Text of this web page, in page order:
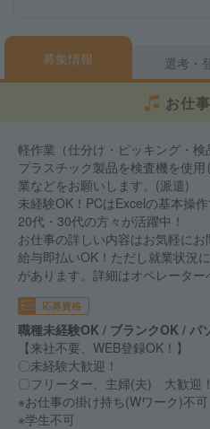
募集情報 選考・
お仕
軽作業（仕分け・ピッキング・検
プラスチック製品を検査機を使
業などをお願いします。(派遣)
未経験OK！PCはExcelの基本操
20代・30代の方々が活躍中！
お仕事の詳しい内容はお気軽にお
給与即払いOK！ただし就業状況
があります。詳細はオペレーター
応募資格
職種未経験OK / ブランクOK / パ
【来社不要、WEB登録OK！】
〇未経験大歓迎！
〇フリーター、主婦(夫) 大歓迎！
※お仕事の掛け持ち(Wワーク)不可
※学生不可